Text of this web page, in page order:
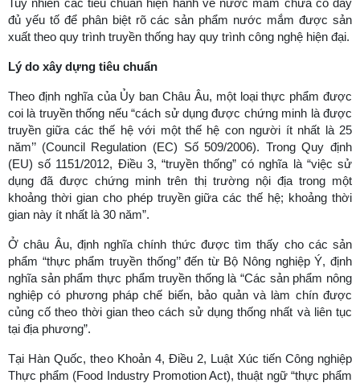
đủ yếu tố để phân biệt rõ các sản phẩm nước mắm được sản
xuất theo quy trình truyền thống hay quy trình công nghệ hiện đại.
Lý do xây dựng tiêu chuẩn
Theo định nghĩa của Ủy ban Châu Âu, một loại thực phẩm được
coi là truyền thống nếu “cách sử dụng được chứng minh là được
truyền giữa các thế hệ với một thế hệ con người ít nhất là 25
năm’’ (Council Regulation (EC) Số 509/2006). Trong Quy định
(EU) số 1151/2012, Điều 3, “truyền thống” có nghĩa là “việc sử
dụng đã được chứng minh trên thị trường nội địa trong một
khoảng thời gian cho phép truyền giữa các thế hệ; khoảng thời
gian này ít nhất là 30 năm”.
Ở châu Âu, định nghĩa chính thức được tìm thấy cho các sản
phẩm “thực phẩm truyền thống’’ đến từ Bộ Nông nghiệp Ý, định
nghĩa sản phẩm thực phẩm truyền thống là “Các sản phẩm nông
nghiệp có phương pháp chế biến, bảo quản và làm chín được
củng cố theo thời gian theo cách sử dụng thống nhất và liên tục
tại địa phương”.
Tại Hàn Quốc, theo Khoản 4, Điều 2, Luật Xúc tiến Công nghiệp
Thực phẩm (Food Industry Promotion Act), thuật ngữ “thực phẩm